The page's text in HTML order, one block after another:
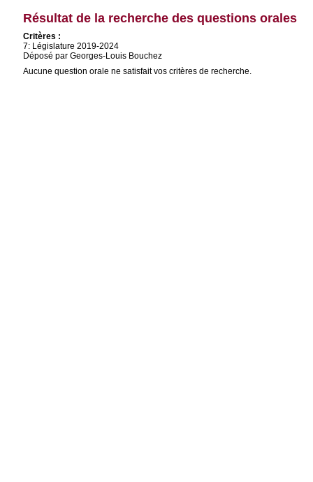
Résultat de la recherche des questions orales
Critères :
7: Législature 2019-2024
Déposé par Georges-Louis Bouchez
Aucune question orale ne satisfait vos critères de recherche.